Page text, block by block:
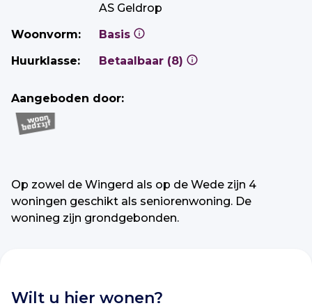
AS Geldrop
Woonvorm:
Basis
Huurklasse:
Betaalbaar (8)
Aangeboden door:
Op zowel de Wingerd als op de Wede zijn 4
woningen geschikt als seniorenwoning. De
wonineg zijn grondgebonden.
Wilt u hier wonen?